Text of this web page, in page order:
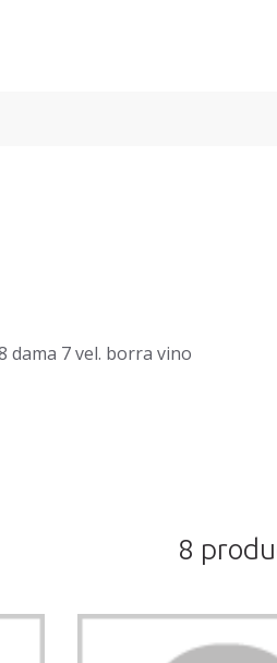
dama 7 vel. borra vino
8